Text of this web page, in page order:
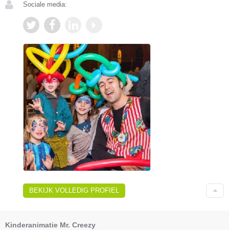
Sociale media:
BEKIJK VOLLEDIG PROFIEL
Kinderanimatie Mr. Creezy